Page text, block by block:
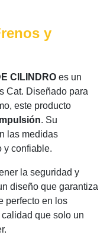
y
CILINDRO es un
Cat. Diseñado para
este producto
. Su
las medidas
y confiable.
la seguridad y
diseño que garantiza
perfecto en los
que solo un